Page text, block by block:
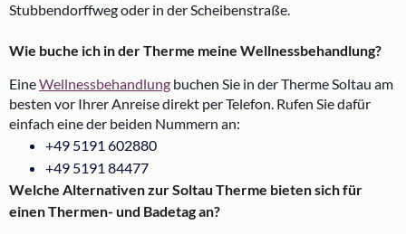
Stubbendorffweg oder in der Scheibenstraße.
Wie buche ich in der Therme meine Wellnessbehandlung?
EineWellnessbehandlung buchen Sie in der Therme Soltau am
besten vor Ihrer Anreise direkt per Telefon. Rufen Sie dafür
einfach eine der beiden Nummern an:
+49 5191 602880
+49 5191 84477
Welche Alternativen zur Soltau Therme bieten sich für
einen Thermen- und Badetag an?